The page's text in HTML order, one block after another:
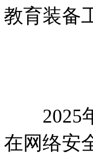
教育装备
2025年
在网络安